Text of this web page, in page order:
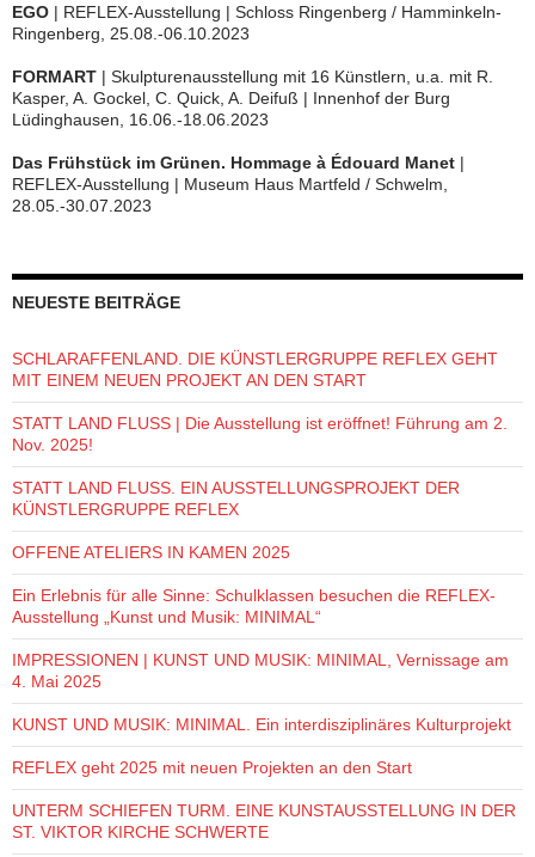
EGO | REFLEX-Ausstellung | Schloss Ringenberg / Hamminkeln-
Ringenberg, 25.08.-06.10.2023
FORMART | Skulpturenausstellung mit 16 Künstlern, u.a. mit R.
Kasper, A. Gockel, C. Quick, A. Deifuß | Innenhof der Burg
Lüdinghausen, 16.06.-18.06.2023
Das Frühstück im Grünen. Hommage à Édouard Manet |
REFLEX-Ausstellung | Museum Haus Martfeld / Schwelm,
28.05.-30.07.2023
NEUESTE BEITRÄGE
SCHLARAFFENLAND. DIE KÜNSTLERGRUPPE REFLEX GEHT
MIT EINEM NEUEN PROJEKT AN DEN START
STATT LAND FLUSS | Die Ausstellung ist eröffnet! Führung am 2.
Nov. 2025!
STATT LAND FLUSS. EIN AUSSTELLUNGSPROJEKT DER
KÜNSTLERGRUPPE REFLEX
OFFENE ATELIERS IN KAMEN 2025
Ein Erlebnis für alle Sinne: Schulklassen besuchen die REFLEX-
Ausstellung „Kunst und Musik: MINIMAL“
IMPRESSIONEN | KUNST UND MUSIK: MINIMAL, Vernissage am
4. Mai 2025
KUNST UND MUSIK: MINIMAL. Ein interdisziplinäres Kulturprojekt
REFLEX geht 2025 mit neuen Projekten an den Start
UNTERM SCHIEFEN TURM. EINE KUNSTAUSSTELLUNG IN DER
ST. VIKTOR KIRCHE SCHWERTE